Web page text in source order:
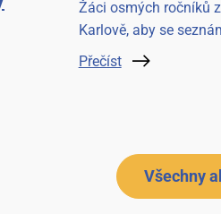
Žáci osmých ročníků
Karlově, aby se
předškoláky a strávili
Přečíst
Všechny